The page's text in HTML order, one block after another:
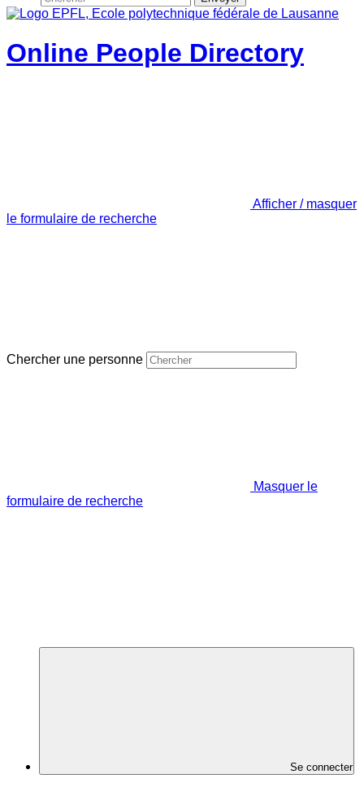
Online People Directory
Afficher / masquer
le formulaire de recherche
Chercher une personne
Masquer le
formulaire de recherche
Se connecter